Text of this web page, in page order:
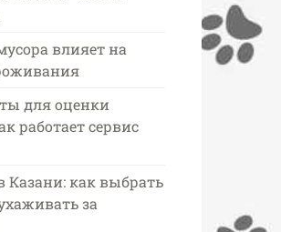
влияет на
для оценки
работает сервис
Казани: как выбрать
за